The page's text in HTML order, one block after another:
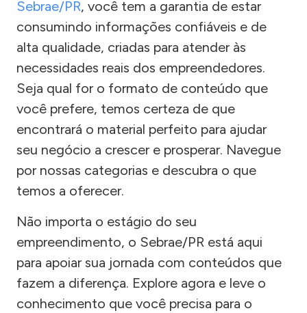
Sebrae/PR, você tem a garantia de estar
consumindo informações confiáveis e de
alta qualidade, criadas para atender às
necessidades reais dos empreendedores.
Seja qual for o formato de conteúdo que
você prefere, temos certeza de que
encontrará o material perfeito para ajudar
seu negócio a crescer e prosperar. Navegue
por nossas categorias e descubra o que
temos a oferecer.
Não importa o estágio do seu
empreendimento, o Sebrae/PR está aqui
para apoiar sua jornada com conteúdos que
fazem a diferença. Explore agora e leve o
conhecimento que você precisa para o